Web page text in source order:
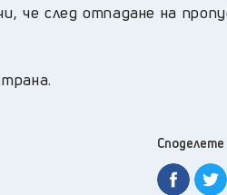
че след отпадане на
Споделете